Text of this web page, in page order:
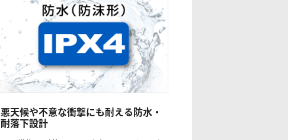
悪天候や不意な衝撃にも耐える防水・
耐落下設計